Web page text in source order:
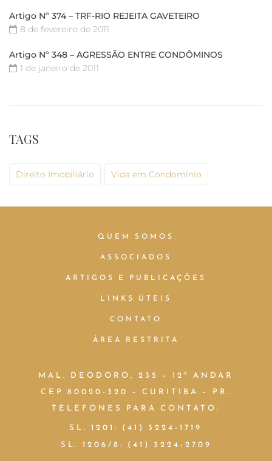
Artigo Nº 374 – TRF-RIO REJEITA GAVETEIRO
8 de fevereiro de 2011
Artigo Nº 348 – AGRESSÃO ENTRE CONDÔMINOS
1 de janeiro de 2011
TAGS
Direito Imobiliário Vida em Condomínio
QUEM SOMOS
ASSOCIADOS
ARTIGOS E PUBLICAÇÕES
LINKS ÚTEIS
CONTATO
ÁREA RESTRITA
MAL. DEODORO, 235 – 12º ANDAR
CEP 80020-320 – CURITIBA – PR.
TELEFONES PARA CONTATO:
SL. 1201: (41) 3224-1719
SL. 1206/8: (41) 3224-2709